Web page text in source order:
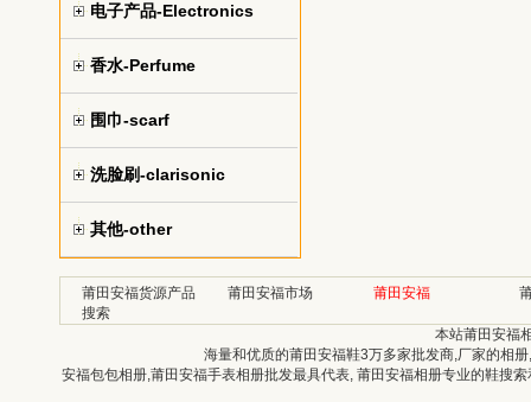
电子产品-Electronics
香水-Perfume
围巾-scarf
洗脸刷-clarisonic
其他-other
莆田安福货源产品
搜索
莆田安福市场 莆田安福
本站莆田安福
海量和优质的莆田安福鞋3万多家批发商,厂家的相
安福包包相册,莆田安福手表相册批发最具代表, 莆田安福相册专业的鞋搜